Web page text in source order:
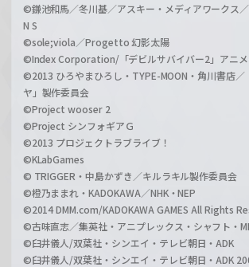
©鎌池和馬／冬川基／アスキー・メディアワークス／
N S
©sole;viola／Progetto 幻影太陽
©Index Corporation/「デビルサバイバー2」アニメ
©2013 ひろやまひろし・TYPE-MOON・角川書店
ヤ」製作委員会
©Project wooser 2
©Project シンフォギアＧ
©2013 プロジェクトラブライブ！
©KLabGames
© TRIGGER・中島かずき／キルラキル製作委員会
©橙乃ままれ・KADOKAWA／NHK・NEP
©2014 DMM.com/KADOKAWA GAMES All Rights
©古味直志／集英社・アニプレックス・シャフト・
©臼井儀人/双葉社・シンエイ・テレビ朝日・ADK
©臼井儀人/双葉社・シンエイ・テレビ朝日・ADK